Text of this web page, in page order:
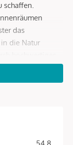
schaffen.
das
die Natur
integriertes